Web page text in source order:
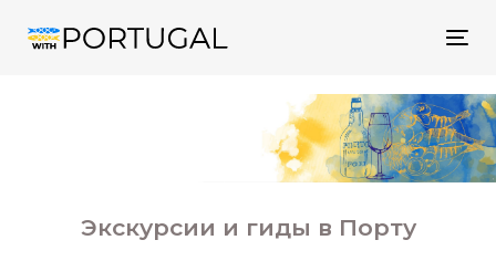
Экскурсии и гиды в Порту